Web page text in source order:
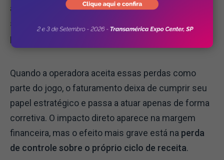
ausência de documentos e falhas de conferência
são causas clássicas de glosas que poderiam ser
prevenidas com processos automatizados.
Quando a operadora aceita essas perdas como
parte do jogo, o faturamento deixa de cumprir seu
papel estratégico e passa a atuar apenas de forma
corretiva. O impacto direto aparece na margem
financeira, mas o efeito mais grave está na perda
de controle sobre o próprio ciclo de receita.